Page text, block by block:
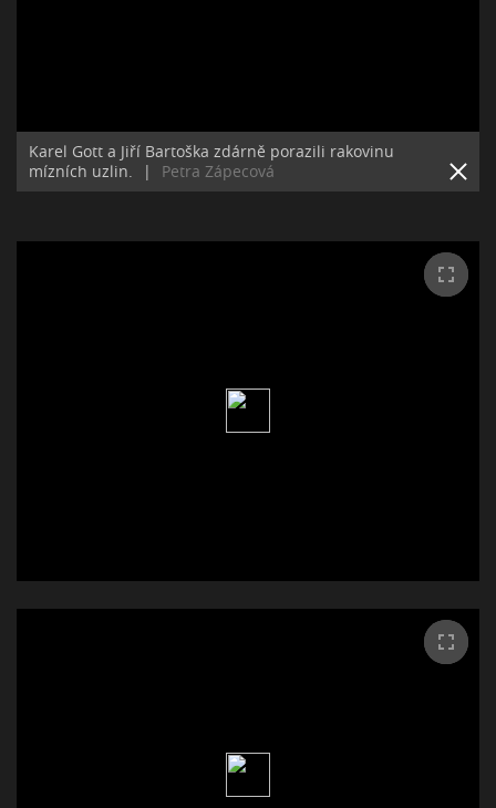
Karel Gott a Jiří Bartoška zdárně porazili rakovinu
mízních uzlin.
| Petra Zápecová